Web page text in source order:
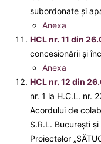
subordonate şi
Anexa
HCL nr. 11 din
concesionării şi
Anexa
HCL nr. 12 din
nr. 1 la H.C.L. nr.
Acordului de
S.R.L. Bucureşti
Proiectelor